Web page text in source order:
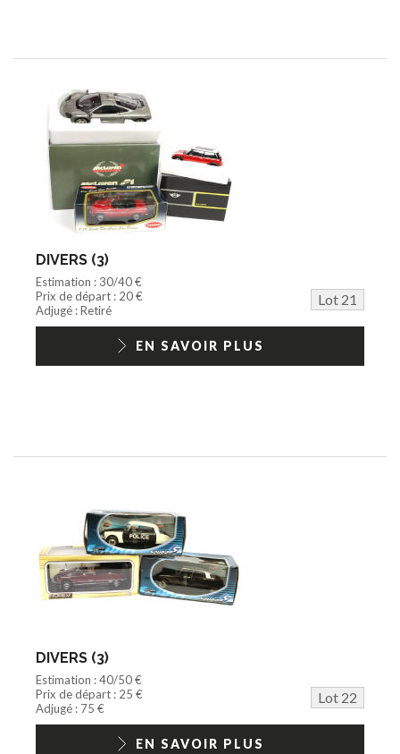
DIVERS (3)
Estimation : 30/40 €
Prix de départ : 20 €
Lot 21
Adjugé : Retiré
EN SAVOIR PLUS
DIVERS (3)
Estimation : 40/50 €
Prix de départ : 25 €
Lot 22
Adjugé : 75 €
EN SAVOIR PLUS